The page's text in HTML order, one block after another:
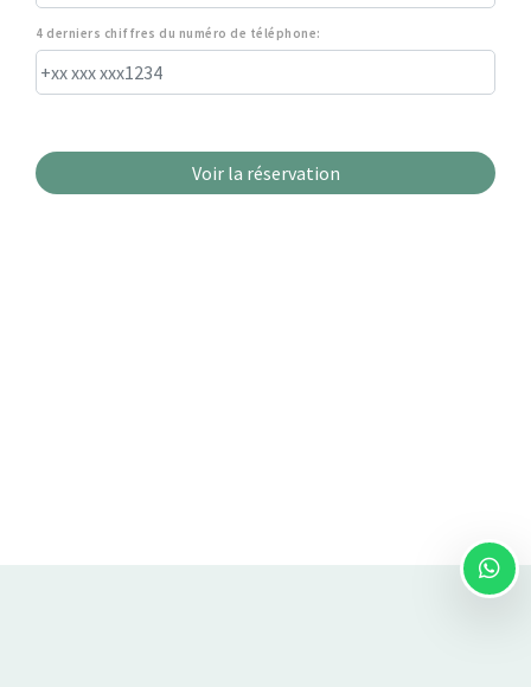
4 derniers chiffres du numéro de téléphone: